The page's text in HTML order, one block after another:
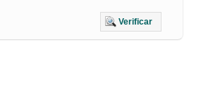
Verificar